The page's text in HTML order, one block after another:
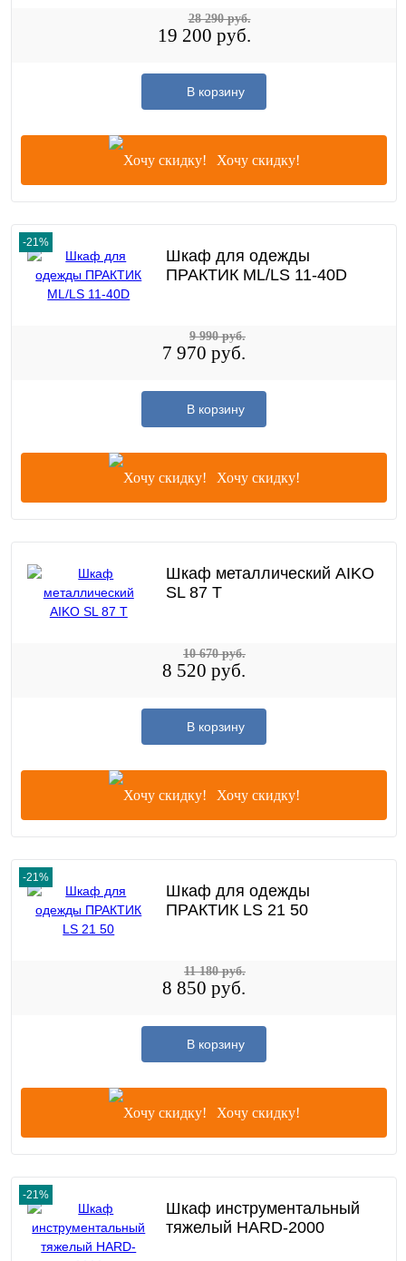
19 200 руб.
28 290 руб.
В корзину
Хочу скидку!
-21%
Шкаф для одежды
ПРАКТИК ML/LS 11-40D
7 970 руб.
9 990 руб.
В корзину
Хочу скидку!
Шкаф металлический AIKO
SL 87 T
8 520 руб.
10 670 руб.
В корзину
Хочу скидку!
-21%
Шкаф для одежды
ПРАКТИК LS 21 50
8 850 руб.
11 180 руб.
В корзину
Хочу скидку!
-21%
Шкаф инструментальный
тяжелый HARD-2000